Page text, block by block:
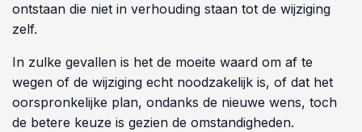
ontstaan die niet in verhouding staan tot de wijziging
zelf.
In zulke gevallen is het de moeite waard om af te
wegen of de wijziging echt noodzakelijk is, of dat het
oorspronkelijke plan, ondanks de nieuwe wens, toch
de betere keuze is gezien de omstandigheden.